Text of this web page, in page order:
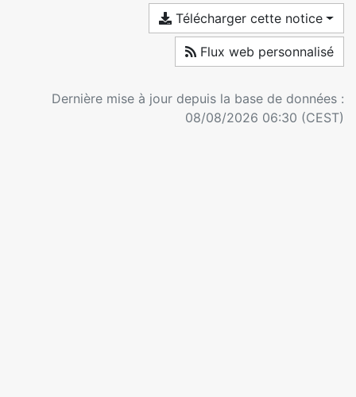
Télécharger cette notice
Flux web personnalisé
Dernière mise à jour depuis la base de données :
08/08/2026 06:30 (CEST)